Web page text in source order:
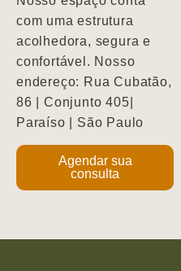
com uma estrutura
acolhedora, segura e
confortável. Nosso
endereço: Rua Cubatão,
86 | Conjunto 405|
Paraíso | São Paulo
Agendar sua
consulta